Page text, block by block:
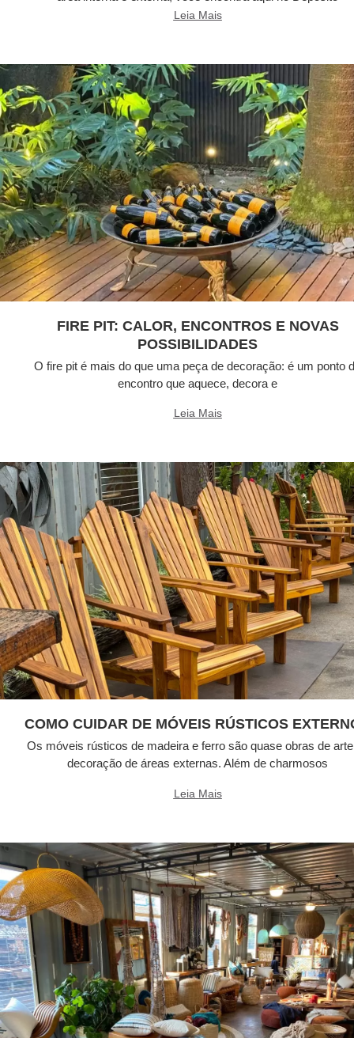
Leia Mais
FIRE PIT: CALOR, ENCONTROS E NOVAS
POSSIBILIDADES
O fire pit é mais do que uma peça de decoração: é um ponto
encontro que aquece, decora e
Leia Mais
COMO CUIDAR DE MÓVEIS RÚSTICOS
Os móveis rústicos de madeira e ferro são quase obras de
decoração de áreas externas. Além de charmosos
Leia Mais